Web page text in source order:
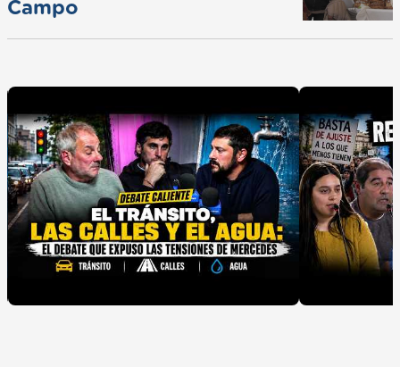
Campo